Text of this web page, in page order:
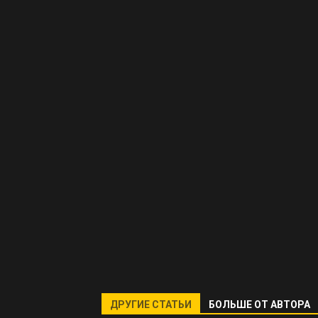
ДРУГИЕ СТАТЬИ БОЛЬШЕ ОТ АВТОРА